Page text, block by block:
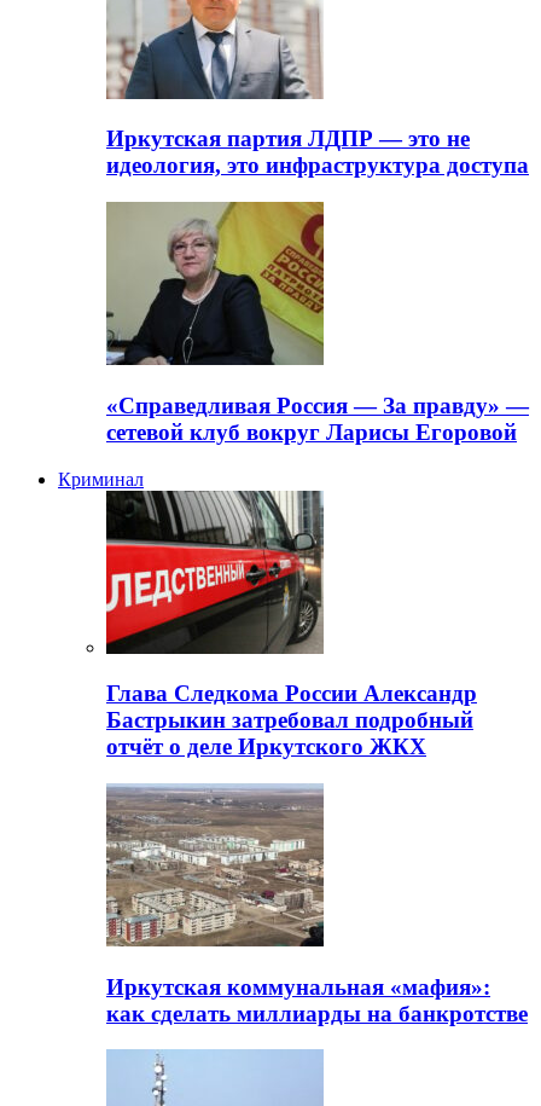
Иркутская партия ЛДПР — это не
идеология, это инфраструктура доступа
«Справедливая Россия — За правду» —
сетевой клуб вокруг Ларисы Егоровой
Криминал
Глава Следкома России Александр
Бастрыкин затребовал подробный
отчёт о деле Иркутского ЖКХ
Иркутская коммунальная «мафия»:
как сделать миллиарды на банкротстве